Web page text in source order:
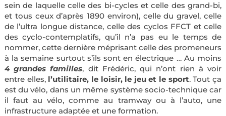
sein de laquelle celle des bi-cycles et celle des grand-bi,
et tous ceux d’après 1890 environ), celle du gravel, celle
de l’ultra longue distance, celle des cyclos FFCT et celle
des cyclo-contemplatifs, qu’il n’a pas eu le temps de
nommer, cette dernière méprisant celle des promeneurs
à la semaine surtout s’ils sont en électrique … Au moins
4 grandes familles, dit Frédéric, qui n’ont rien à voir
entre elles, l’utilitaire, le loisir, le jeu et le sport. Tout ça
est du vélo, dans un même système socio-technique car
il faut au vélo, comme au tramway ou à l’auto, une
infrastructure adaptée et une formation.